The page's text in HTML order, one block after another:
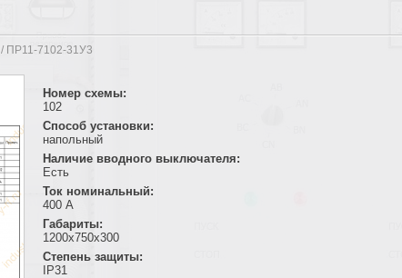
/ ПР11-7102-31У3
Номер схемы:
102
Способ установки:
напольный
Наличие вводного выключателя:
Есть
Ток номинальный:
400 А
Габариты:
1200х750х300
Степень защиты:
IP31